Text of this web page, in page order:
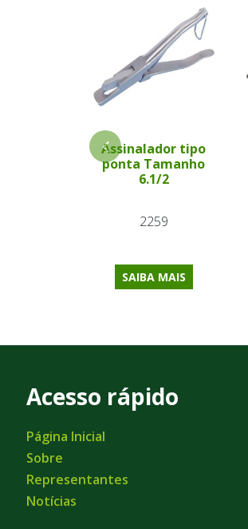
Assinalador tipo
ponta Tamanho
6.1/2
2259
SAIBA MAIS
Acesso rápido
Página Inicial
Sobre
Representantes
Notícias